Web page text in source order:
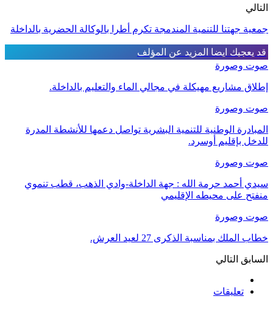
التالي
جمعية جهتنا للتنمية المندمجة تكرم أطرا بالوكالة الحضرية بالداخلة
قد يعجبك ايضا المزيد عن المؤلف
صوت وصورة
إطلاق مشاريع مهيكلة في مجالي الماء والتعليم بالداخلة.
صوت وصورة
المبادرة الوطنية للتنمية البشرية تواصل دعمها للأنشطة المدرة
للدخل بإقليم أوسرد.
صوت وصورة
سيدي أحمد حرمة الله : جهة الداخلة-وادي الذهب، قطب تنموي
منفتح على محيطه الإقليمي
صوت وصورة
خطاب الملك بمناسبة الذكرى 27 لعيد العرش.
السابق التالي
تعليقات